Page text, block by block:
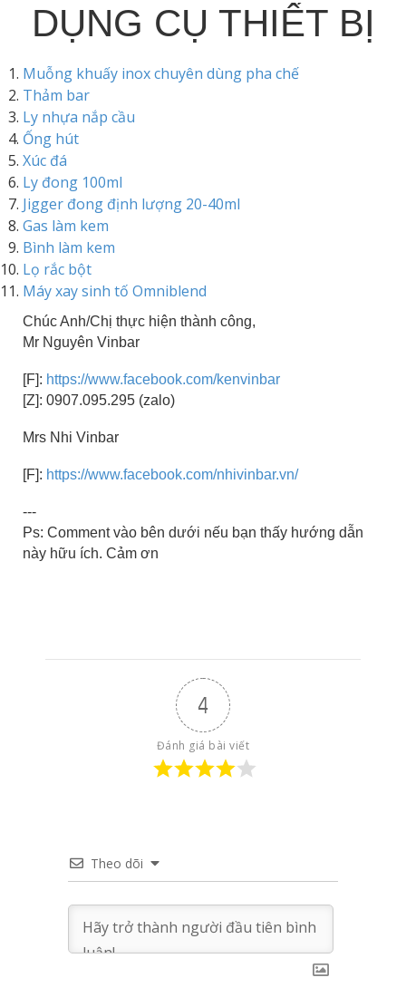
DỤNG CỤ THIẾT BỊ
Muỗng khuấy inox chuyên dùng pha chế
Thảm bar
Ly nhựa nắp cầu
Ống hút
Xúc đá
Ly đong 100ml
Jigger đong định lượng 20-40ml
Gas làm kem
Bình làm kem
Lọ rắc bột
Máy xay sinh tố Omniblend
Chúc Anh/Chị thực hiện thành công,
Mr Nguyên Vinbar
[F]: https://www.facebook.com/kenvinbar
[Z]: 0907.095.295 (zalo)
Mrs Nhi Vinbar
[F]: https://www.facebook.com/nhivinbar.vn/
---
Ps: Comment vào bên dưới nếu bạn thấy hướng dẫn
này hữu ích. Cảm ơn
4
Đánh giá bài viết
Theo dõi